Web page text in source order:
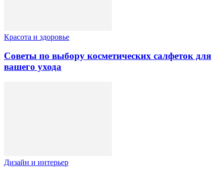
Красота и здоровье
Советы по выбору косметических салфеток для
вашего ухода
Дизайн и интерьер